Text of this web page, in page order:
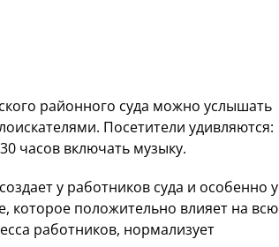
районного суда можно услышать
Посетители удивляются:
часов включать музыку.
у работников суда и особенно у
которое положительно влияет на всю
работников, нормализует